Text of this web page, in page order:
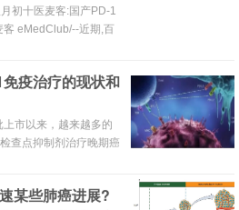
初十医麦客:国产PD-1
eMedClub/--近期,百
疫治疗的现状和
市以来，越来越多的
查点抑制剂治疗晚期癌
某些肺癌进展?